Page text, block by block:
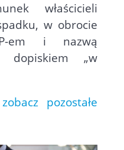
właścicieli
w obrocie
em i nazwą
dopiskiem „w
pozostałe